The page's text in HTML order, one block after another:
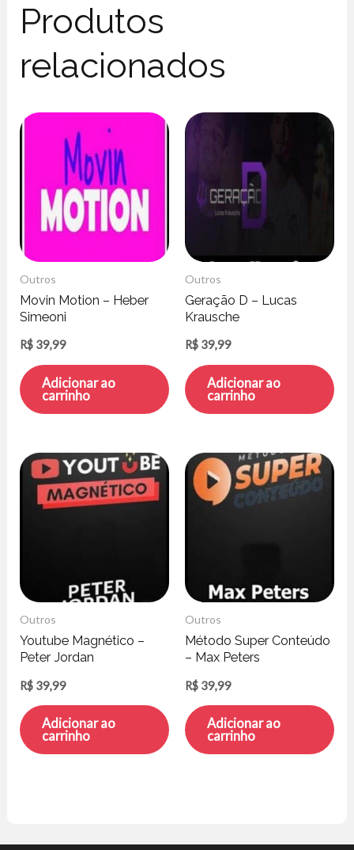
Produtos
relacionados
Outros
Movin Motion – Heber
Simeoni
R$ 39,99
Adicionar ao
carrinho
Outros
Geração D – Lucas
Krausche
R$ 39,99
Adicionar ao
carrinho
Outros
Youtube Magnético –
Peter Jordan
R$ 39,99
Adicionar ao
carrinho
Outros
Método Super Conteúdo
– Max Peters
R$ 39,99
Adicionar ao
carrinho